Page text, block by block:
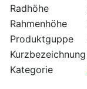
Radhöhe
Rahmenhöhe
Produktguppe
Kurzbezeichnung
Kategorie